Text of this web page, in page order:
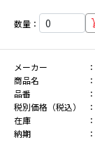
数量：
メーカー
商品名
品番
税別価格（税込）
在庫
納期